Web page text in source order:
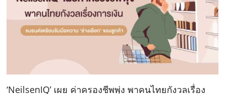
‘NeilsenIQ’ เผย ค่าครองชีพพุ่ง พาคนไทยกังวลเรื่อง